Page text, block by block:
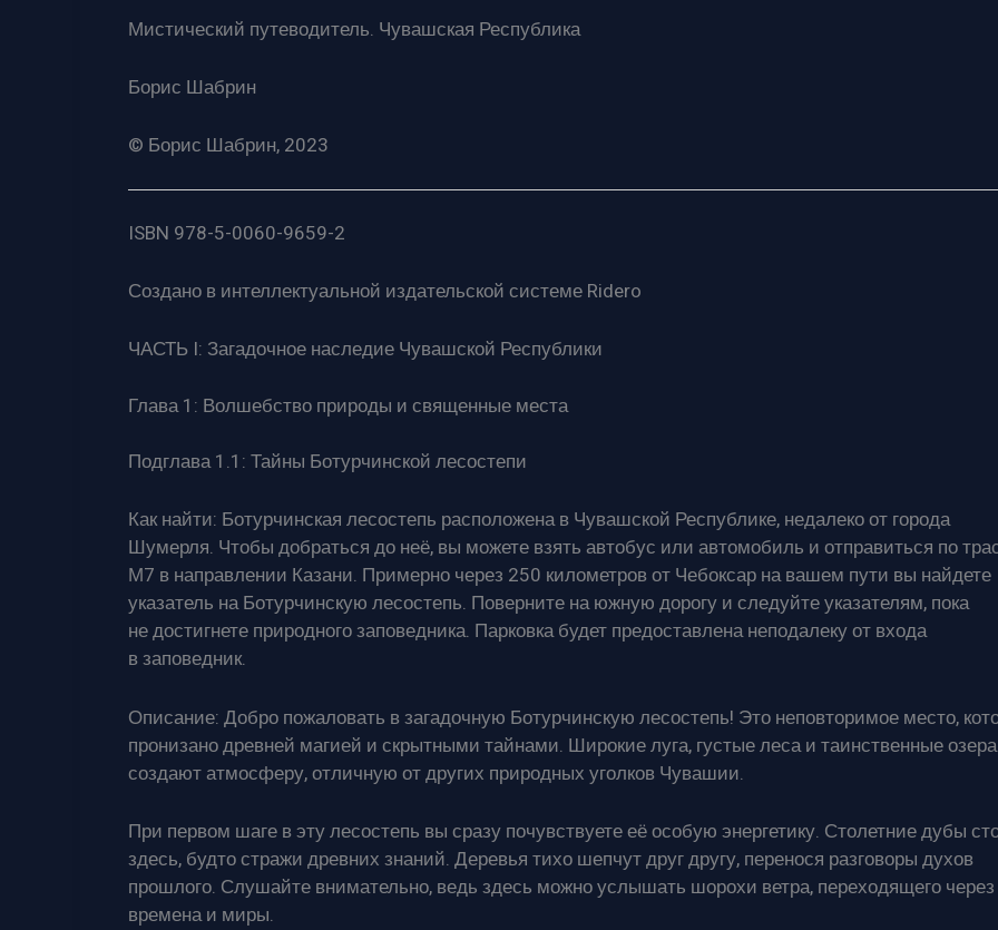
Мистический путеводитель. Чувашская Республика
Борис Шабрин
© Борис Шабрин, 2023
ISBN 978-5-0060-9659-2
Создано в интеллектуальной издательской системе Ridero
ЧАСТЬ I: Загадочное наследие Чувашской Республики
Глава 1: Волшебство природы и священные места
Подглава 1.1: Тайны Ботурчинской лесостепи
Как найти: Ботурчинская лесостепь расположена в Чувашской Республике, недалеко от города
Шумерля. Чтобы добраться до неё, вы можете взять автобус или автомобиль и отправиться по
М7 в направлении Казани. Примерно через 250 километров от Чебоксар на вашем пути вы найдете
указатель на Ботурчинскую лесостепь. Поверните на южную дорогу и следуйте указателям, пока
не достигнете природного заповедника. Парковка будет предоставлена неподалеку от входа
в заповедник.
Описание: Добро пожаловать в загадочную Ботурчинскую лесостепь! Это неповторимое место,
пронизано древней магией и скрытными тайнами. Широкие луга, густые леса и таинственные озера
создают атмосферу, отличную от других природных уголков Чувашии.
При первом шаге в эту лесостепь вы сразу почувствуете её особую энергетику. Столетние дубы
здесь, будто стражи древних знаний. Деревья тихо шепчут друг другу, перенося разговоры духов
прошлого. Слушайте внимательно, ведь здесь можно услышать шорохи ветра, переходящего через
времена и миры.